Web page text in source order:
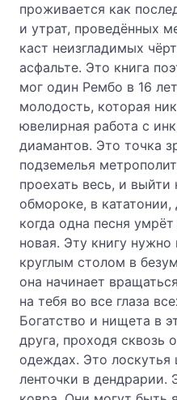
проживается как
и утрат, проведённых
каст неизгладимых
асфальте. Это книга
мог один Рембо в 16
молодость, которая
ювелирная работа с
диамантов. Это точка
подземелья
проехать весь, и
обмороке, в
когда одна песня умрёт
новая. Эту книгу нужно
круглым столом в
она начинает
на тебя во все глаза
Богатство и нищета в
друга, проходя сквозь
одеждах. Это лоскутья
ленточки в дендрарии.